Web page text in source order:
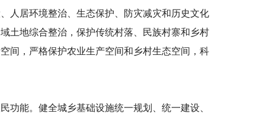
人居环境整治、生态保护、防灾减灾和历史文化
土地综合整治，保护传统村落、民族村寨和乡村
间，严格保护农业生产空间和乡村生态空间，科
功能。健全城乡基础设施统一规划、统一建设、